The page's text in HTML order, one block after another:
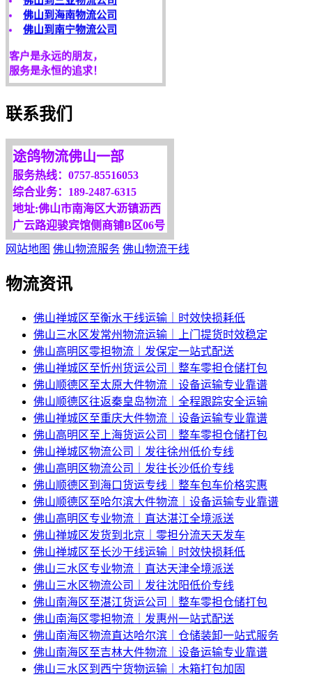
佛山到南宁物流公司
客户是永远的朋友，
服务是永恒的追求！
欢迎您光临！
更多服务请来电咨询，
我们将竭诚为你服务！
联系我们
途鸽物流佛山一部
服务热线：0757-85516053
综合业务：189-2487-6315
地址:佛山市南海区大沥镇沥西
广云路迎骏宾馆侧商铺B区06号
网站地图 佛山物流服务 佛山物流干线
物流资讯
佛山禅城区至衡水干线运输｜时效快损耗低
佛山三水区发常州物流运输｜上门提货时效稳定
佛山高明区零担物流｜发保定一站式配送
佛山禅城区至忻州货运公司｜整车零担仓储打包
佛山顺德区至太原大件物流｜设备运输专业靠谱
佛山顺德区往返秦皇岛物流｜全程跟踪安全运输
佛山禅城区至重庆大件物流｜设备运输专业靠谱
佛山高明区至上海货运公司｜整车零担仓储打包
佛山禅城区物流公司｜发往徐州低价专线
佛山高明区物流公司｜发往长沙低价专线
佛山顺德区到海口货运专线｜整车包车价格实惠
佛山顺德区至哈尔滨大件物流｜设备运输专业靠谱
佛山高明区专业物流｜直达湛江全境派送
佛山禅城区发货到北京｜零担分流天天发车
佛山禅城区至长沙干线运输｜时效快损耗低
佛山三水区专业物流｜直达天津全境派送
佛山三水区物流公司｜发往沈阳低价专线
佛山南海区至湛江货运公司｜整车零担仓储打包
佛山南海区零担物流｜发惠州一站式配送
佛山南海区物流直达哈尔滨｜仓储装卸一站式服务
佛山南海区至吉林大件物流｜设备运输专业靠谱
佛山三水区到西宁货物运输｜木箱打包加固